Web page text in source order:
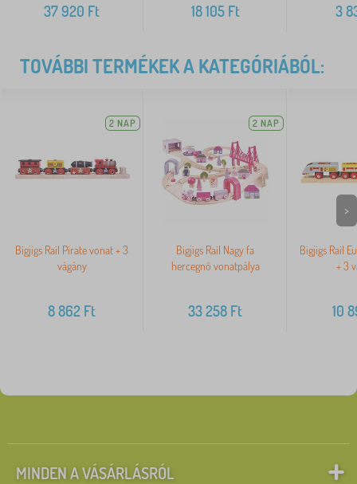
37 920 Ft 18 105Ft 3
TOVÁBBI TERMÉKEK A KATEGÓRIÁBÓL:
2 NAP
Bigjigs Rail Pirate vonat + 3
vágány
8 862 Ft
2 NAP
Bigjigs Rail Nagy fa
hercegnő vonatpálya
33 258 Ft
Bigjigs Rail
+ 3
10
>
MINDEN A VÁSÁRLÁSRÓL